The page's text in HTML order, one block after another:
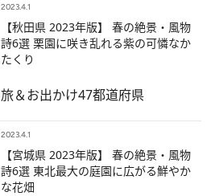
2023.4.1
【秋田県 2023年版】 春の絶景・風物
詩6選 栗園に咲き乱れる紫の可憐なか
たくり
旅＆お出かけ47都道府県
2023.4.1
【宮城県 2023年版】 春の絶景・風物
詩6選 東北最大の庭園に広がる鮮やか
な花畑